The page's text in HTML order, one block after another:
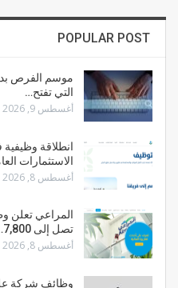
POPULAR POST
موسم الفرص
التي تفتح…
أغسطس 9, 2026
انطلاقة
الاستثمارات
أغسطس 8, 2026
المراعي تعلن
تصل إلى 7,800…
أغسطس 8, 2026
وظائف شركة